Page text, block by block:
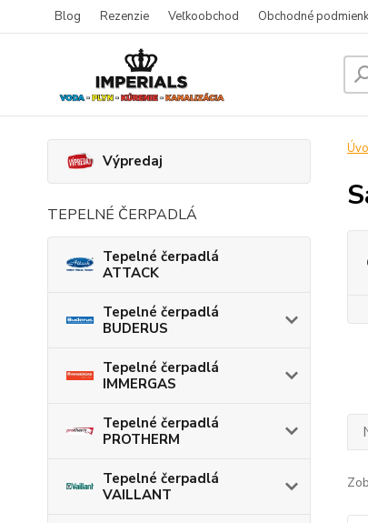
Blog Rezenzie Veľkoobchod Obchodné
Výpredaj
TEPELNÉ ČERPADLÁ
Tepelné čerpadlá
ATTACK
Tepelné čerpadlá
BUDERUS
Tepelné čerpadlá
IMMERGAS
Tepelné čerpadlá
PROTHERM
Tepelné čerpadlá
VAILLANT